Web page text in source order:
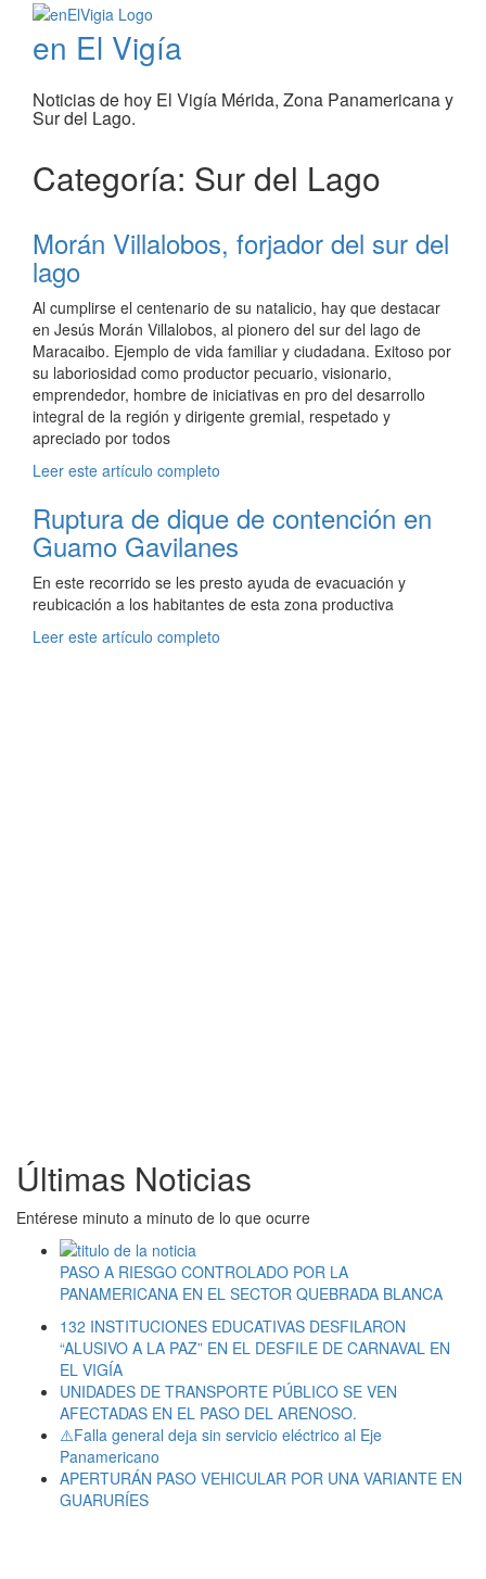
en El Vigía
Noticias de hoy El Vigía Mérida, Zona Panamericana y
Sur del Lago.
Categoría: Sur del Lago
Morán Villalobos, forjador del sur del
lago
Al cumplirse el centenario de su natalicio, hay que destacar
en Jesús Morán Villalobos, al pionero del sur del lago de
Maracaibo. Ejemplo de vida familiar y ciudadana. Exitoso por
su laboriosidad como productor pecuario, visionario,
emprendedor, hombre de iniciativas en pro del desarrollo
integral de la región y dirigente gremial, respetado y
apreciado por todos
Leer este artículo completo
Ruptura de dique de contención en
Guamo Gavilanes
En este recorrido se les presto ayuda de evacuación y
reubicación a los habitantes de esta zona productiva
Leer este artículo completo
Últimas Noticias
Entérese minuto a minuto de lo que ocurre
PASO A RIESGO CONTROLADO POR LA
PANAMERICANA EN EL SECTOR QUEBRADA BLANCA
132 INSTITUCIONES EDUCATIVAS DESFILARON
“ALUSIVO A LA PAZ” EN EL DESFILE DE CARNAVAL EN
EL VIGÍA
UNIDADES DE TRANSPORTE PÚBLICO SE VEN
AFECTADAS EN EL PASO DEL ARENOSO.
⚠️Falla general deja sin servicio eléctrico al Eje
Panamericano
APERTURÁN PASO VEHICULAR POR UNA VARIANTE EN
GUARURÍES